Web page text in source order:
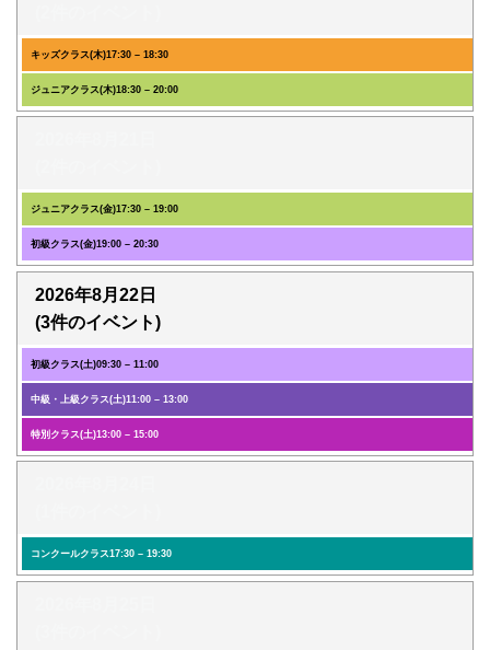
キッズクラス(木)17:30 – 18:30
ジュニアクラス(木)18:30 – 20:00
ジュニアクラス(金)17:30 – 19:00
初級クラス(金)19:00 – 20:30
2026年8月22日
(3件のイベント)
初級クラス(土)09:30 – 11:00
中級・上級クラス(土)11:00 – 13:00
特別クラス(土)13:00 – 15:00
コンクールクラス17:30 – 19:30